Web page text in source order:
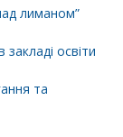
лиманом”
освіти
та